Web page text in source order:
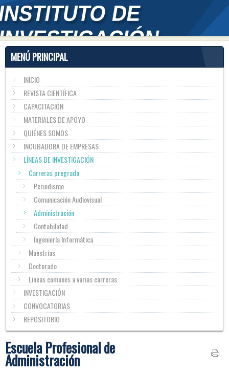
MENÚ PRINCIPAL
INICIO
REVISTA CIENTÍFICA
CAPACITACIÓN
MATERIALES DE APOYO
QUIÉNES SOMOS
INCUBADORA DE EMPRESAS
LÍNEAS DE INVESTIGACIÓN
Carreras pregrado
Periodismo
Comunicación Audiovisual
Administración
Contabilidad
Ingeniería Informática
Maestrías
Doctorado
Líneas comunes a varias carreras
INVESTIGACIÓN
CONVOCATORIAS
REPOSITORIO
Escuela Profesional de
Administración